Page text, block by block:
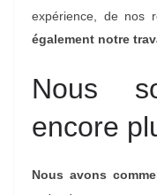
expérience, de nos
également notre
Nous
encore
Nous avons